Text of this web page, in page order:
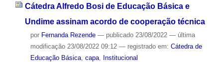
Cátedra Alfredo Bosi de Educação Básica e
Undime assinam acordo de cooperação técnica
por Fernanda Rezende — publicado23/08/2022 — última
modificação23/08/2022 09:12 — registrado em: Cátedra de
Educação Básica, capa, Institucional